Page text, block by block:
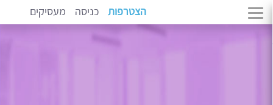
הצטרפות כניסה מעסיקים